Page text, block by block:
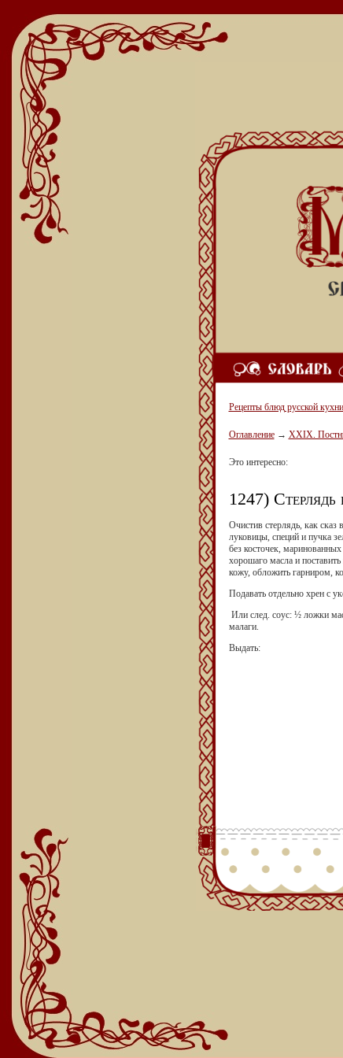
Рецепты блюд русской
Оглавление → XXIX.
Это интересно:
1247) Стерлядь
Очистив стерлядь, как
луковицы, специй и пучка
без косточек,
хорошаго масла и
кожу, обложить гарниром,
Подавать отдельно хрен с
Или след. соус: ½ ложки
малаги.
Выдать: